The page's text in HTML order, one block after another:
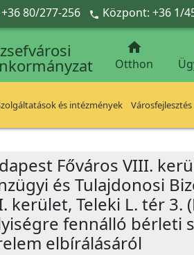
80/277-256  Központ: +36 1/

Otthon
és intézmények Városfejlesztés
Főváros VIII.
és Tulajdonosi
kerület, Teleki L. tér 3.
fennálló bérleti
elbírálásáról